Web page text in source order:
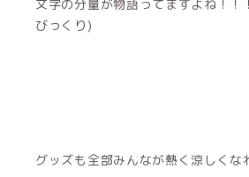
文字の分量が物語ってますよね！
びっくり)
グッズも全部みんなが熱く涼しく